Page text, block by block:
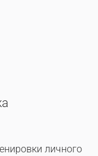
личного